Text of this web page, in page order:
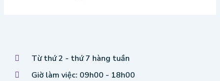
Từ thứ 2 - thứ 7 hàng tuần
Giờ làm việc: 09h00 - 18h00